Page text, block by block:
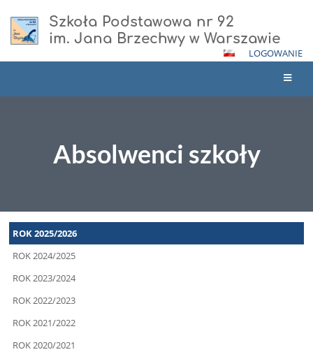
Szkoła Podstawowa nr 92
im. Jana Brzechwy w Warszawie
LOGOWANIE
Absolwenci szkoły
Absolwenci
szkoły
ROK 2025/2026
ROK 2024/2025
ROK 2023/2024
ROK 2022/2023
ROK 2021/2022
ROK 2020/2021